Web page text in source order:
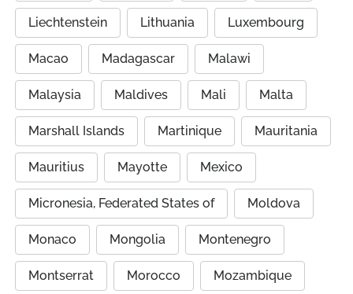
Liechtenstein Lithuania Luxembourg
Macao Madagascar Malawi
Malaysia Maldives Mali Malta
Marshall Islands Martinique Mauritania
Mauritius Mayotte Mexico
Micronesia, Federated States of Moldova
Monaco Mongolia Montenegro
Montserrat Morocco Mozambique